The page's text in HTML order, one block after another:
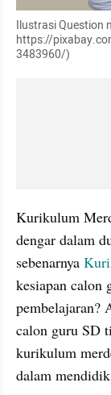
Ilustrasi Question
https://
3483960/)
Kurikulum
dengar dalam
sebenarnya
kesiapan calon
pembelajaran?
calon guru SD
kurikulum
dalam